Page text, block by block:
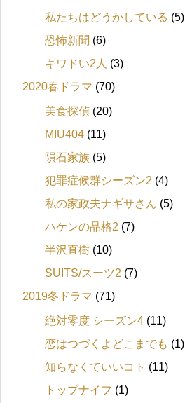
私たちはどうかしている (5)
恐怖新聞 (6)
キワドい2人 (3)
2020春ドラマ (70)
美食探偵 (20)
MIU404 (11)
隕石家族 (5)
犯罪症候群シーズン2 (4)
私の家政夫ナギサさん (5)
ハケンの品格2 (7)
半沢直樹 (10)
SUITS/スーツ2 (7)
2019冬ドラマ (71)
絶対零度 シーズン4 (11)
恋はつづくよどこまでも (1)
知らなくていいコト (11)
トップナイフ (1)